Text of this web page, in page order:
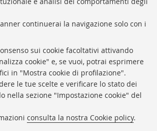
continuerai la navigazione solo con i
sui cookie facoltativi attivando
cookie" e, se vuoi, potrai esprimere
in "Mostra cookie di profilazione".
le tue scelte e verificare lo stato dei
nella sezione "Impostazione cookie" del
consulta la nostra Cookie policy.
prof. Roberto Balzani
Maria Pia Torricelli
di Bologna
Bologna (BO)